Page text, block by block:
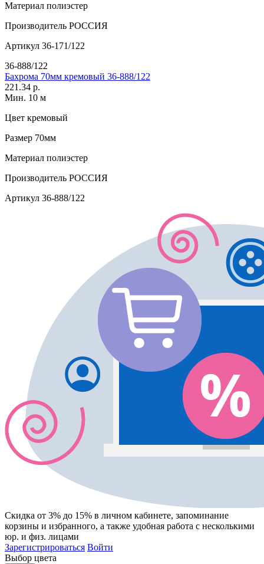
Материал полиэстер
Производитель РОССИЯ
Артикул 36-171/122
36-888/122
Бахрома 70мм кремовый 36-888/122
221.34 р.
Мин. 10 м
Цвет кремовый
Размер 70мм
Материал полиэстер
Производитель РОССИЯ
Артикул 36-888/122
Скидка от 3% до 15% в личном кабинете, запоминание
корзины и избранного, а также удобная работа с несколькими
юр. и физ. лицами
Зарегистрироваться Войти
Выбор цвета